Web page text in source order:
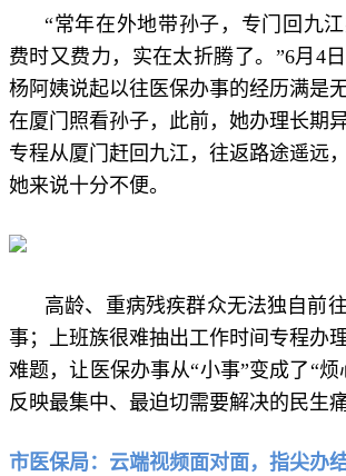
“常年在外地带孙子，专门回九江
费时又费力，实在太折腾了。”6月4
杨阿姨说起以往医保办事的经历满是
在厦门照看孙子，此前，她办理长期
专程从厦门赶回九江，往返路途遥远
她来说十分不便。
高龄、重病残疾群众无法独自前
事；上班族很难抽出工作时间专程办
难题，让医保办事从“小事”变成了“
反映最集中、最迫切需要解决的民生痛
市医保局：云端视频面对面，指尖办